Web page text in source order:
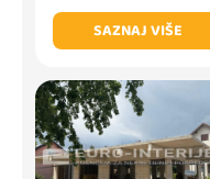
SAZNAJ VIŠE